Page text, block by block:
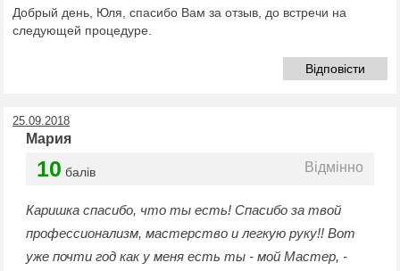
Добрый день, Юля, спасибо Вам за отзыв, до встречи на
следующей процедуре.
Відповісти
25.09.2018
Мария
10 балів Відмінно
Каришка спасибо, что ты есть! Спасибо за твой
профессионализм, мастерство и легкую руку!! Вот
уже почти год как у меня есть ты - мой Мастер, -